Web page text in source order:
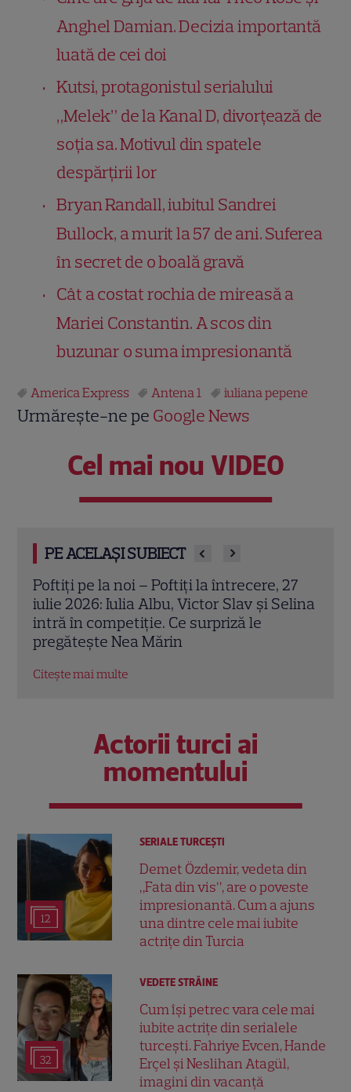
Anghel Damian. Decizia importantă
luată de cei doi
Kutsi, protagonistul serialului
„Melek” de la Kanal D, divorțează de
soția sa. Motivul din spatele
despărțirii lor
Bryan Randall, iubitul Sandrei
Bullock, a murit la 57 de ani. Suferea
în secret de o boală gravă
Cât a costat rochia de mireasă a
Mariei Constantin. A scos din
buzunar o suma impresionantă
America Express Antena 1 iuliana pepene
Urmărește-ne pe Google News
Cel mai nou VIDEO
PE ACELAȘI SUBIECT
Top 4 cele mai controversate ispite din
istoria „Insula Iubirii”. Au schimbat
complet destinul unor cupluri
Citește mai multe
Actorii turci ai
momentului
12
SERIALE TURCEŞTI
Demet Özdemir, vedeta din
„Fata din vis”, are o poveste
impresionantă. Cum a ajuns
una dintre cele mai iubite
actrițe din Turcia
32
VEDETE STRĂINE
Cum își petrec vara cele mai
iubite actrițe din serialele
turcești. Fahriye Evcen, Hande
Erçel și Neslihan Atagül,
imagini din vacanță